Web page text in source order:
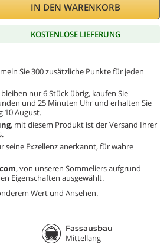
IN DEN WARENKORB
KOSTENLOSE LIEFERUNG
Sie 300 zusätzliche Punkte für jeden
bleiben nur 6 Stück übrig, kaufen Sie
und 25 Minuten Uhr und erhalten Sie
10 August.
, mit diesem Produkt ist der Versand Ihrer
seine Exzellenz anerkannt, für wahre
, von unseren Sommeliers aufgrund
Eigenschaften ausgewählt.
Wert und Ansehen.
Fassausbau
Mittellang